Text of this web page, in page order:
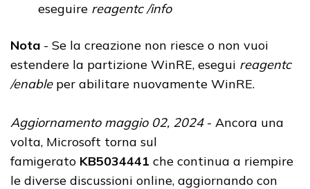
eseguire reagentc /info
Nota - Se la creazione non riesce o non vuoi
estendere la partizione WinRE, esegui reagentc
/enableper abilitare nuovamente WinRE.
Aggiornamento maggio 02, 2024- Ancora una
volta, Microsoft torna sul
famigerato KB5034441 che continua a riempire
le diverse discussioni online, aggiornando con